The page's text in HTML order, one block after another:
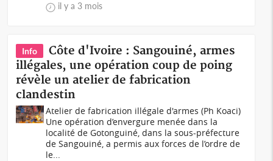
il y a 3 mois
Info
Côte d'Ivoire : Sangouiné, armes
illégales, une opération coup de poing
révèle un atelier de fabrication
clandestin
Atelier de fabrication illégale d'armes (Ph Koaci)
Une opération d’envergure menée dans la
localité de Gotonguiné, dans la sous-préfecture
de Sangouiné, a permis aux forces de l’ordre de
le...